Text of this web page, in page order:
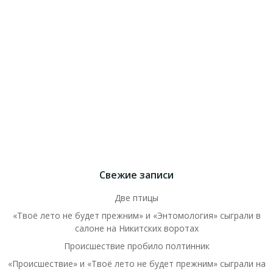
Свежие записи
Две птицы
«Твоё лето не будет прежним» и «Энтомология» сыграли в
салоне на Никитских воротах
Происшествие пробило полтинник
«Происшествие» и «Твоё лето не будет прежним» сыграли на